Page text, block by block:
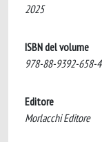
2025
ISBN del volume
978-88-9392-658-4
Editore
Morlacchi Editore